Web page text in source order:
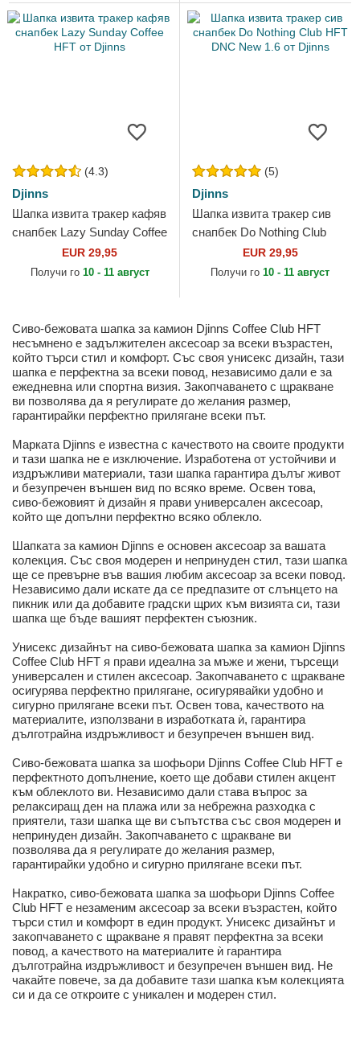
(4.3)
Djinns
Шапка извита тракер кафяв
снапбек Lazy Sunday Coffee
HFT от DjinnsEUR 29,95
Получи го 10 - 11 август
(5)
Djinns
Шапка извита тракер сив
снапбек Do Nothing Club
HFT DNC New 1.6 от Djinns
EUR 29,95
Получи го 10 - 11 август
Сиво-бежовата шапка за камион Djinns Coffee Club HFT
несъмнено е задължителен аксесоар за всеки възрастен,
който търси стил и комфорт. Със своя унисекс дизайн, тази
шапка е перфектна за всеки повод, независимо дали е за
ежедневна или спортна визия. Закопчаването с щракване
ви позволява да я регулирате до желания размер,
гарантирайки перфектно прилягане всеки път.
Марката Djinns е известна с качеството на своите продукти
и тази шапка не е изключение. Изработена от устойчиви и
издръжливи материали, тази шапка гарантира дълъг живот
и безупречен външен вид по всяко време. Освен това,
сиво-бежовият ѝ дизайн я прави универсален аксесоар,
който ще допълни перфектно всяко облекло.
Шапката за камион Djinns е основен аксесоар за вашата
колекция. Със своя модерен и непринуден стил, тази шапка
ще се превърне във вашия любим аксесоар за всеки повод.
Независимо дали искате да се предпазите от слънцето на
пикник или да добавите градски щрих към визията си, тази
шапка ще бъде вашият перфектен съюзник.
Унисекс дизайнът на сиво-бежовата шапка за камион Djinns
Coffee Club HFT я прави идеална за мъже и жени, търсещи
универсален и стилен аксесоар. Закопчаването с щракване
осигурява перфектно прилягане, осигурявайки удобно и
сигурно прилягане всеки път. Освен това, качеството на
материалите, използвани в изработката ѝ, гарантира
дълготрайна издръжливост и безупречен външен вид.
Сиво-бежовата шапка за шофьори Djinns Coffee Club HFT е
перфектното допълнение, което ще добави стилен акцент
към облеклото ви. Независимо дали става въпрос за
релаксиращ ден на плажа или за небрежна разходка с
приятели, тази шапка ще ви съпътства със своя модерен и
непринуден дизайн. Закопчаването с щракване ви
позволява да я регулирате до желания размер,
гарантирайки удобно и сигурно прилягане всеки път.
Накратко, сиво-бежовата шапка за шофьори Djinns Coffee
Club HFT е незаменим аксесоар за всеки възрастен, който
търси стил и комфорт в един продукт. Унисекс дизайнът и
закопчаването с щракване я правят перфектна за всеки
повод, а качеството на материалите ѝ гарантира
дълготрайна издръжливост и безупречен външен вид. Не
чакайте повече, за да добавите тази шапка към колекцията
си и да се откроите с уникален и модерен стил.